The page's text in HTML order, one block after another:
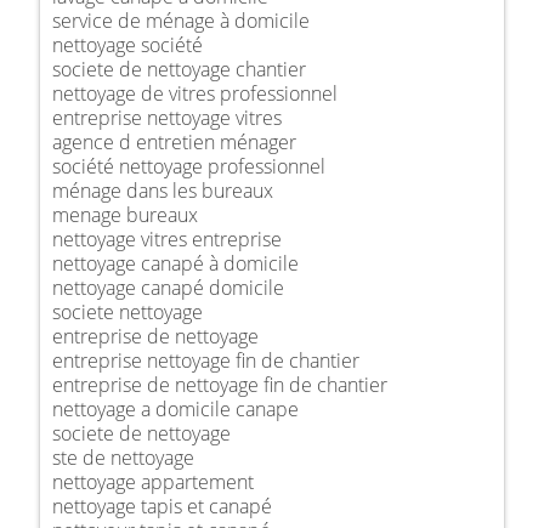
service de ménage à domicile
nettoyage société
societe de nettoyage chantier
nettoyage de vitres professionnel
entreprise nettoyage vitres
agence d entretien ménager
société nettoyage professionnel
ménage dans les bureaux
menage bureaux
nettoyage vitres entreprise
nettoyage canapé à domicile
nettoyage canapé domicile
societe nettoyage
entreprise de nettoyage
entreprise nettoyage fin de chantier
entreprise de nettoyage fin de chantier
nettoyage a domicile canape
societe de nettoyage
ste de nettoyage
nettoyage appartement
nettoyage tapis et canapé